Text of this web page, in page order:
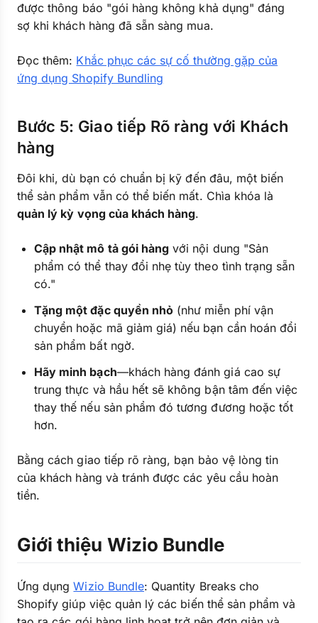
được thông báo "gói hàng không khả dụng" đáng
sợ khi khách hàng đã sẵn sàng mua.
Đọc thêm: Khắc phục các sự cố thường gặp của
ứng dụng Shopify Bundling
Bước 5: Giao tiếp Rõ ràng với Khách
hàng
Đôi khi, dù bạn có chuẩn bị kỹ đến đâu, một biến
thể sản phẩm vẫn có thể biến mất. Chìa khóa là
quản lý kỳ vọng của khách hàng.
Cập nhật mô tả gói hàng với nội dung "Sản
phẩm có thể thay đổi nhẹ tùy theo tình trạng sẵn
có."
Tặng một đặc quyền nhỏ (như miễn phí vận
chuyển hoặc mã giảm giá) nếu bạn cần hoán đổi
sản phẩm bất ngờ.
Hãy minh bạch—khách hàng đánh giá cao sự
trung thực và hầu hết sẽ không bận tâm đến việc
thay thế nếu sản phẩm đó tương đương hoặc tốt
hơn.
Bằng cách giao tiếp rõ ràng, bạn bảo vệ lòng tin
của khách hàng và tránh được các yêu cầu hoàn
tiền.
Giới thiệu Wizio Bundle
Ứng dụngWizio Bundle: Quantity Breaks cho
Shopify giúp việc quản lý các biến thể sản phẩm và